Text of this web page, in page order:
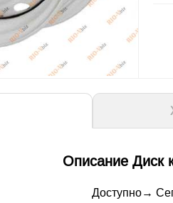
Описание Диск
Доступно→